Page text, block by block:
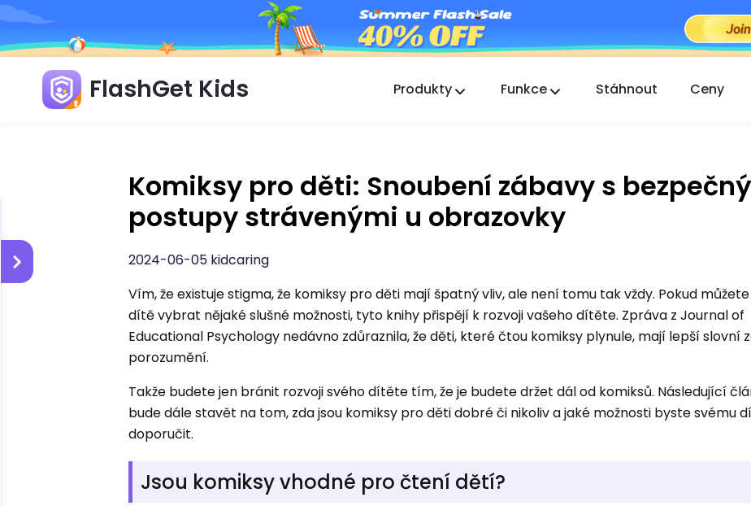
FlashGet Kids Produkty
FlashGet Finder
Ochrana proti krádeži vašeho telefonu, naše
odpovědnost.
Funkce Stáhnout Ceny
Komiksy pro děti: Snoubení zábavy s
postupy strávenými u obrazovky
2024-06-05 kidcaring
Vím, že existuje stigma, že komiksy pro děti mají špatný vliv, ale není tomu tak vždy. Pokud
dítě vybrat nějaké slušné možnosti, tyto knihy přispějí k rozvoji vašeho dítěte. Zpráva z Journal of
Educational Psychology nedávno zdůraznila, že děti, které čtou komiksy plynule, mají lepší slovní
porozumění.
Takže budete jen bránit rozvoji svého dítěte tím, že je budete držet dál od komiksů. Následující
bude dále stavět na tom, zda jsou komiksy pro děti dobré či nikoliv a jaké možnosti byste svému
doporučit.
Jsou komiksy vhodné pro čtení dětí?